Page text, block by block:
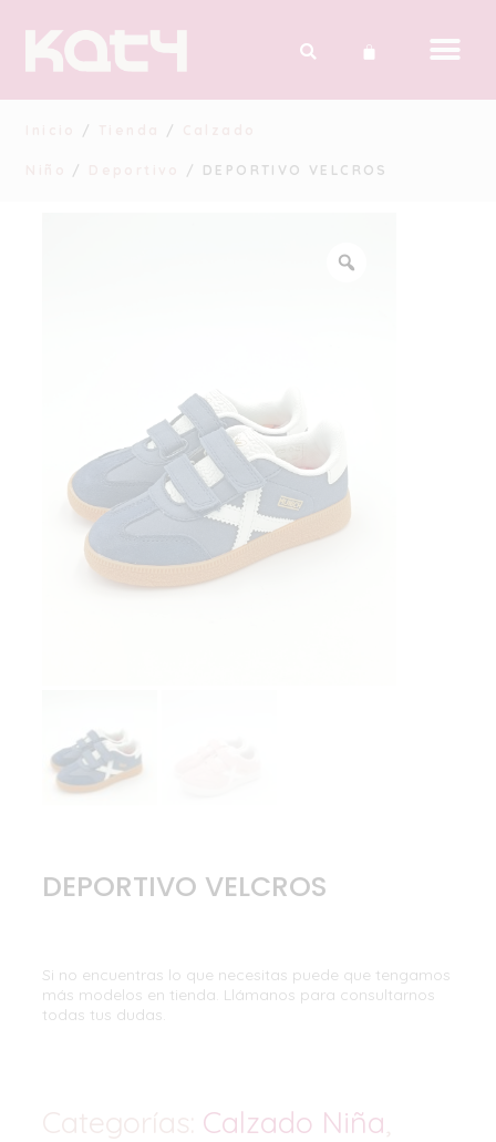
/ /
/ / DEPORTIVO VELCROS
DEPORTIVO VELCROS
Si no encuentras lo que necesitas puede que tengamos
más modelos en tienda. Llámanos para consultarnos
todas tus dudas.
Calzado Niña